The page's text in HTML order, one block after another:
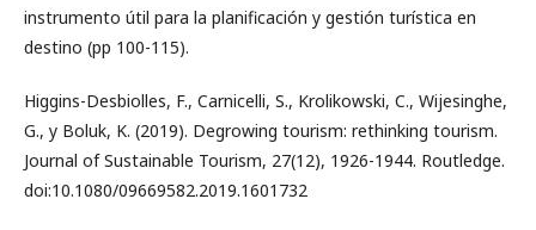
instrumento útil para la planificación y gestión turística en
destino (pp 100-115).
Higgins-Desbiolles, F., Carnicelli, S., Krolikowski, C., Wijesinghe,
G., y Boluk, K. (2019). Degrowing tourism: rethinking tourism.
Journal of Sustainable Tourism, 27(12), 1926-1944. Routledge.
doi:10.1080/09669582.2019.1601732